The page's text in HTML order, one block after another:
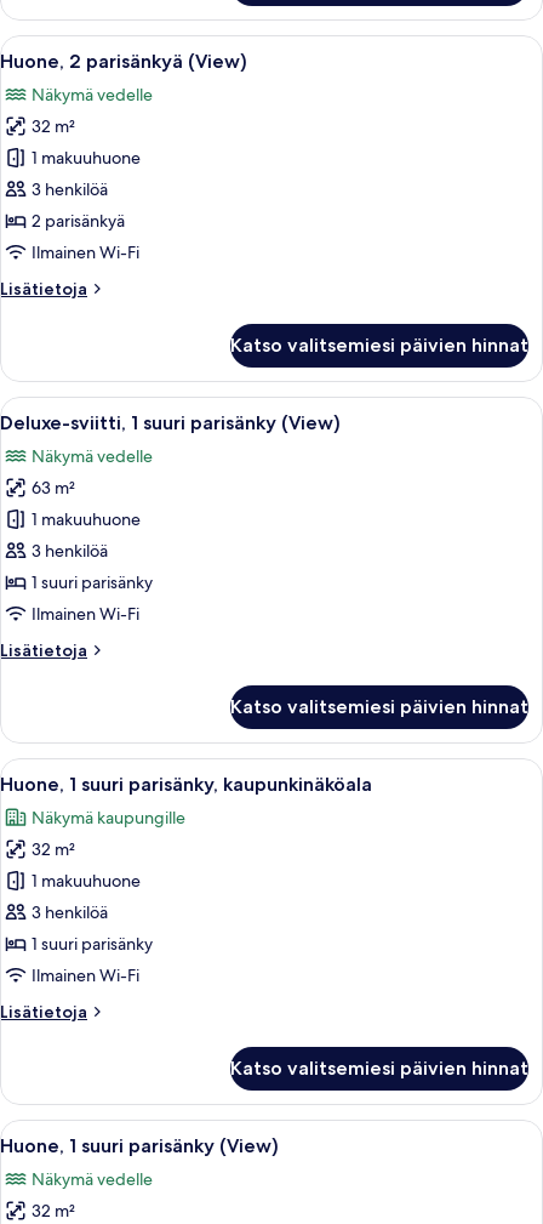
parisänkyä,
kaupunkinäköala
Avaa
kaikki
huonetyypin
Huone,
2
parisänkyä
(View)
kuvat
Hotellihuone, jossa on suuri ikkuna,
6
Huone, 2 parisänkyä (View)
Näkymä vedelle
32 m²
1 makuuhuone
3 henkilöä
2 parisänkyä
Ilmainen Wi-Fi
Lisätietoja
Lisätietoja
parisänkyä
(View)
Katso valitsemiesi päivien hinnat
Avaa
kaikki
huonetyypin
Deluxe-
sviitti,
1
suuri
parisänky
kuvat
Moderni hotellihuone, jossa on
7
Deluxe-sviitti, 1 suuri parisänky (View)
Näkymä vedelle
63 m²
1 makuuhuone
3 henkilöä
1 suuri parisänky
Ilmainen Wi-Fi
Lisätietoja
Lisätietoja
1
suuri
parisänky
Katso valitsemiesi päivien hinnat
Avaa
kaikki
huonetyypin
Huone,
suuri
parisänky,
kaupunkinäköala
Hotellihuone, jossa on suuri sänky,
6
Huone, 1 suuri parisänky, kaupunkinäköala
Näkymä kaupungille
32 m²
1 makuuhuone
3 henkilöä
1 suuri parisänky
Ilmainen Wi-Fi
Lisätietoja
Lisätietoja
suuri
parisänky,
kaupunkinäköala
Katso valitsemiesi päivien hinnat
Avaa
kaikki
huonetyypin
Huone,
Hotellihuone, jossa on suuri sänky,
6
Huone, 1 suuri parisänky (View)
Näkymä vedelle
32 m²